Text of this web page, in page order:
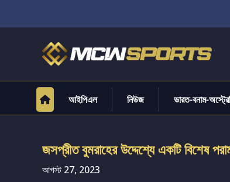
আইপিএল নিউজ ভারত-বনাম-
জসপ্রীত বুমরাহের উদ্দেশ্যে একটি বিশেষ
আগস্ট 27, 2023